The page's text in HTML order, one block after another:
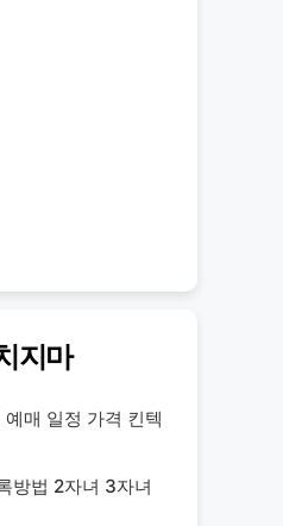
지마
매 일정 가격 킨텍
방법 2자녀 3자녀